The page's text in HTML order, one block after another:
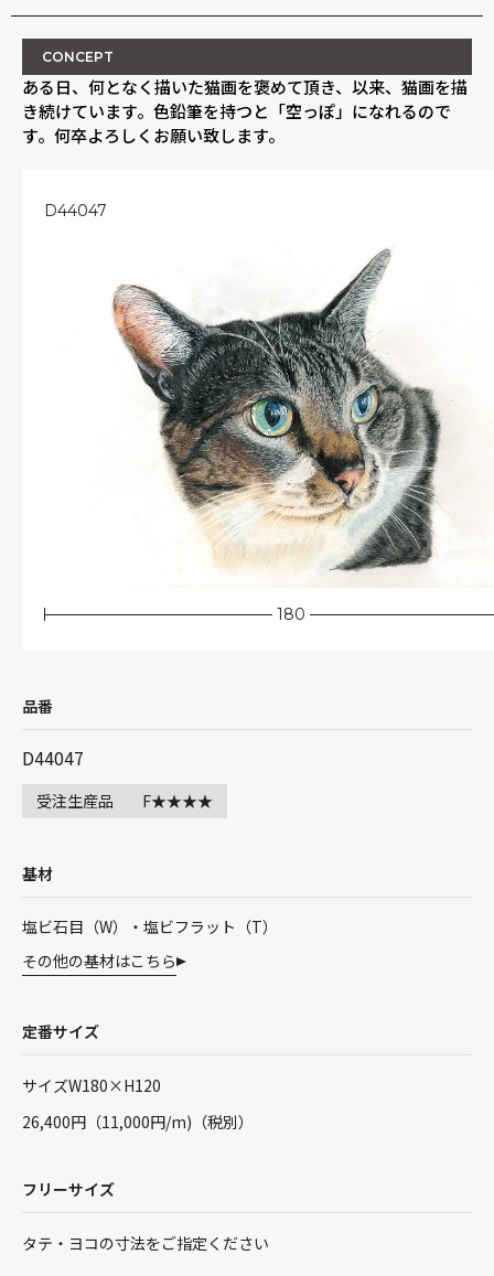
CONCEPT
ある日、何となく描いた猫画を褒めて頂き、以来、猫画を描
き続けています。色鉛筆を持つと「空っぽ」になれるので
す。何卒よろしくお願い致します。
D44047
180
品番
D44047
受注生産品 F★★★★
基材
塩ビ石目（W）・塩ビフラット（T）
その他の基材はこちら
定番サイズ
サイズW180×H120
26,400円（11,000円/m)（税別）
フリーサイズ
タテ・ヨコの寸法をご指定ください